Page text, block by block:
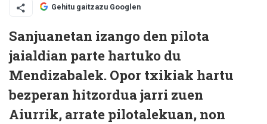
Gehitu gaitzazu Googlen
Sanjuanetan izango den pilota
jaialdian parte hartuko du
Mendizabalek. Opor txikiak hartu
bezperan hitzordua jarri zuen
Aiurrik, arrate pilotalekuan, non